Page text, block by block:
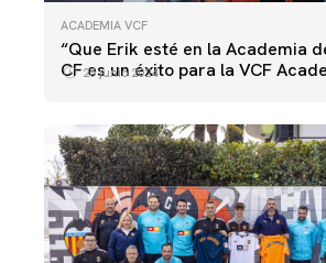
ACADEMIA VCF
“Que Erik esté en la Academia
CF es un éxito para la VCF
25 junio 2024